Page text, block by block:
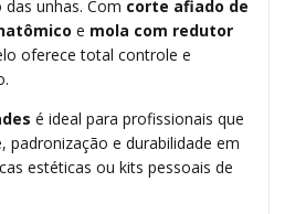
unhas. Com corte afiado de
e mola com redutor
oferece total controle e
é ideal para profissionais que
padronização e durabilidade em
estéticas ou kits pessoais de